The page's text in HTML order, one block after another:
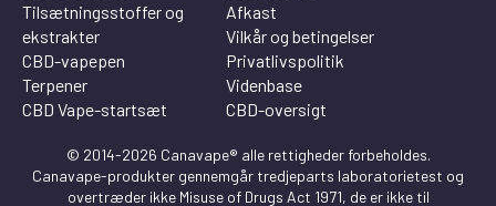
Tilsætningsstoffer og
ekstrakter
CBD-vapepen
Terpener
CBD Vape-startsæt
Afkast
Vilkår og betingelser
Privatlivspolitik
Videnbase
CBD-oversigt
© 2014-2026 Canavape® alle rettigheder forbeholdes.
Canavape-produkter gennemgår tredjeparts laboratorietest og
overtræder ikke Misuse of Drugs Act 1971, de er ikke til